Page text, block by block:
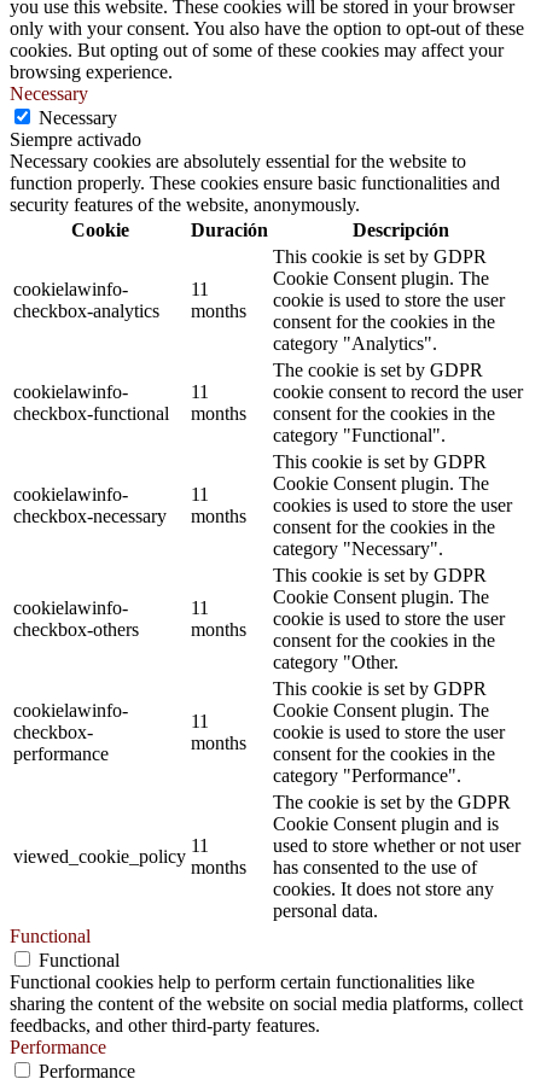
you use this website. These cookies will be stored in your browser
only with your consent. You also have the option to opt-out of these
cookies. But opting out of some of these cookies may affect your
browsing experience.
Necessary
Necessary
Siempre activado
Necessary cookies are absolutely essential for the website to
function properly. These cookies ensure basic functionalities and
security features of the website, anonymously.
Cookie
Duración Descripción
cookielawinfo-
checkbox-analytics
11
months
This cookie is set by GDPR
Cookie Consent plugin. The
cookie is used to store the user
consent for the cookies in the
category "Analytics".
cookielawinfo-
checkbox-functional
11
months
The cookie is set by GDPR
cookie consent to record the user
consent for the cookies in the
category "Functional".
cookielawinfo-
checkbox-necessary
11
months
This cookie is set by GDPR
Cookie Consent plugin. The
cookies is used to store the user
consent for the cookies in the
category "Necessary".
cookielawinfo-
checkbox-others
11
months
This cookie is set by GDPR
Cookie Consent plugin. The
cookie is used to store the user
consent for the cookies in the
category "Other.
cookielawinfo-
checkbox-
performance
11
months
This cookie is set by GDPR
Cookie Consent plugin. The
cookie is used to store the user
consent for the cookies in the
category "Performance".
viewed_cookie_policy
11
months
The cookie is set by the GDPR
Cookie Consent plugin and is
used to store whether or not user
has consented to the use of
cookies. It does not store any
personal data.
Functional
Functional
Functional cookies help to perform certain functionalities like
sharing the content of the website on social media platforms, collect
feedbacks, and other third-party features.
Performance
Performance